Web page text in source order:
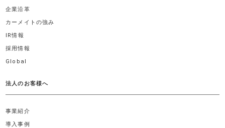
企業沿革
カーメイトの強み
IR情報
採用情報
Global
法人のお客様へ
事業紹介
導入事例